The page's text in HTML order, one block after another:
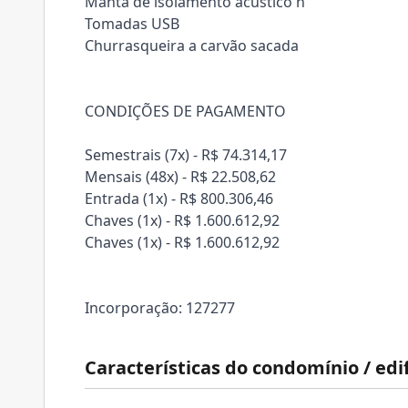
Características do condomínio /
Tomadas USB
Churrasqueira a carvão sacada
CONDIÇÕES DE PAGAMENTO
Semestrais (7x) - R$ 74.314,17
Mensais (48x) - R$ 22.508,62
Entrada (1x) - R$ 800.306,46
Chaves (1x) - R$ 1.600.612,92
Chaves (1x) - R$ 1.600.612,92
Incorporação: 127277